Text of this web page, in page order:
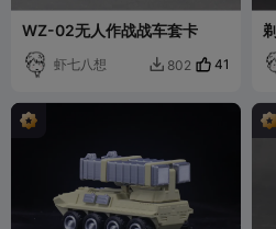
WZ-02无人作战战车套卡
虾七八想  802 41